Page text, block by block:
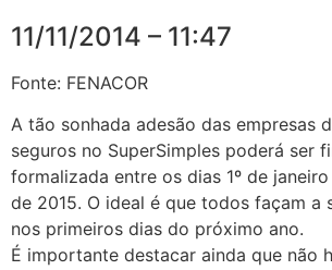
11/11/2014 – 11:47
Fonte: FENACOR
A tão sonhada adesão das empresas
seguros no SuperSimples poderá ser
formalizada entre os dias 1º de
de 2015. O ideal é que todos façam a
nos primeiros dias do próximo ano.
É importante destacar ainda que não